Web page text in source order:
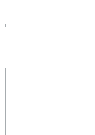
På grund af Skt.